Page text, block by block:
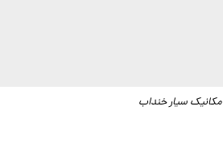
مکانیک سیار خنداب